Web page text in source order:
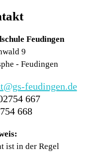
Feudingen
9
- Feudingen
feudingen.de
667
668
ist in der Regel